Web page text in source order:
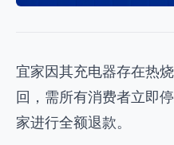
宜家因其充电器存在热
回，需所有消费者立即
家进行全额退款。